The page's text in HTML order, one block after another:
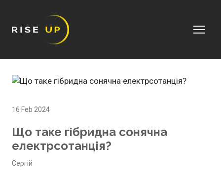
16 Feb 2024
Що таке гібридна сонячна
електрсотанція?
Сергій